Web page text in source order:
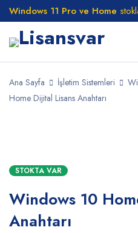
Windows 11 Pro ve Home
Ana Sayfa İşletim Sistemleri
Home Dijital Lisans Anahtarı
STOKTA VAR
Windows 10
Anahtarı